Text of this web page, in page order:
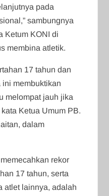
pada
sambungnya
Ketum KONI di
membina atletik.
17 tahun dan
membuktikan
melompat jauh jika
Ketua Umum PB.
dalam
rekor
17 tahun, serta
atlet lainnya, adalah